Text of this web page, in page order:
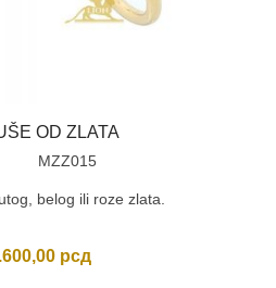
OD ZLATA
MZZ015
belog ili roze zlata.
рсд